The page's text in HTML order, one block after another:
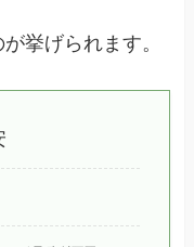
挙げられます。